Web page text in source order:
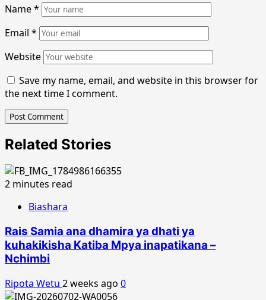
Name*
Email *
Website
Save my name, email, and website in this browser for
the next time I comment.
Related Stories
2 minutes read
Biashara
Rais Samia ana dhamira ya dhati ya
kuhakikisha Katiba Mpya inapatikana –
Nchimbi
Ripota Wetu 2 weeks ago 0